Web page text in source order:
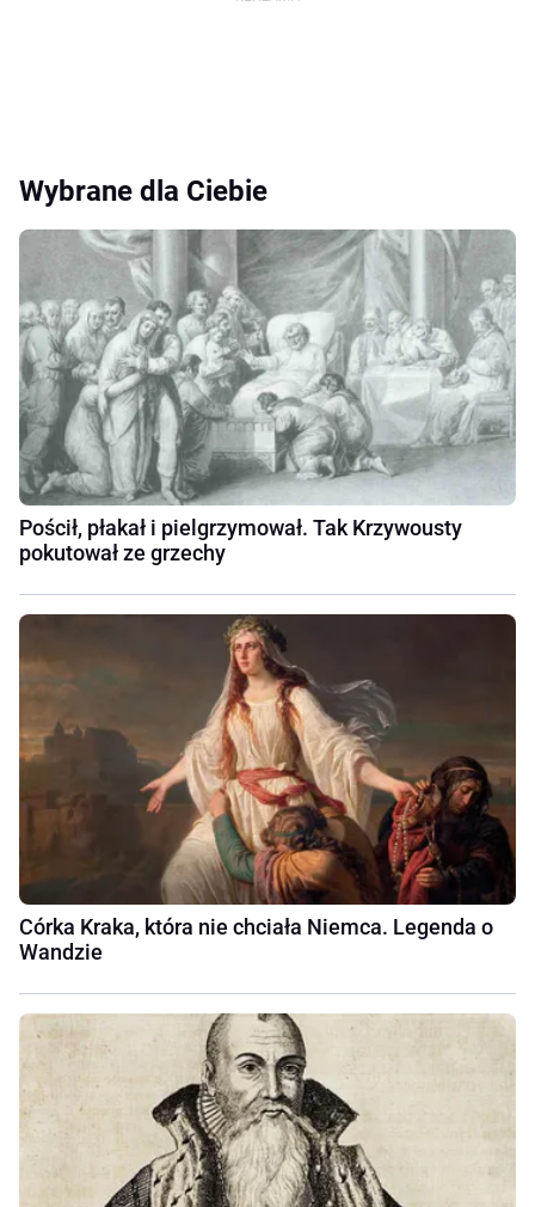
Wybrane dla Ciebie
Pościł, płakał i pielgrzymował. Tak Krzywousty
pokutował ze grzechy
Córka Kraka, która nie chciała Niemca. Legenda o
Wandzie